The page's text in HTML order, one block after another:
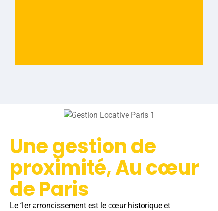
Une gestion de
proximité, Au cœur
de Paris
Le 1er arrondissement est le cœur historique et